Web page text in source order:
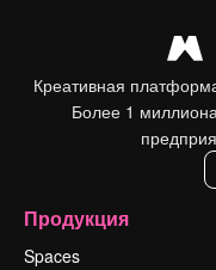
Креативная
Более 1
Продукция
Spaces